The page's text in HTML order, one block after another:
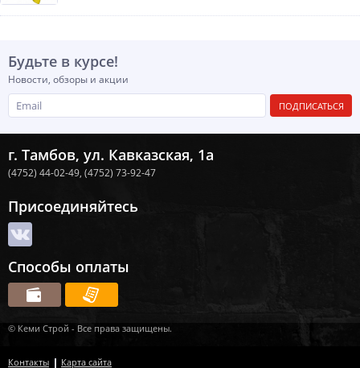
Будьте в курсе!
Новости, обзоры и акции
ПОДПИСАТЬСЯ
г. Тамбов, ул. Кавказская, 1а
(4752) 44-02-49, (4752) 73-92-47
Присоединяйтесь
Способы оплаты
© Кеми Строй - Все права защищены.
Контакты Карта сайта